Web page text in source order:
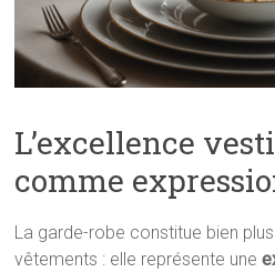
L’excellence
comme
La garde-robe constitue bien
vêtements : elle représente une